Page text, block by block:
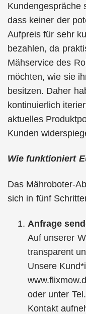
Kundengespräche
dass keiner der
Aufpreis für sehr
bezahlen, da
Mähservice des
möchten, wie sie
besitzen. Daher
kontinuierlich
aktuelles
Kunden
Wie funktioniert
Das Mähroboter-
sich in fünf
Anfrage
Auf unserer
transparent
Unsere
oder unter
Kontakt